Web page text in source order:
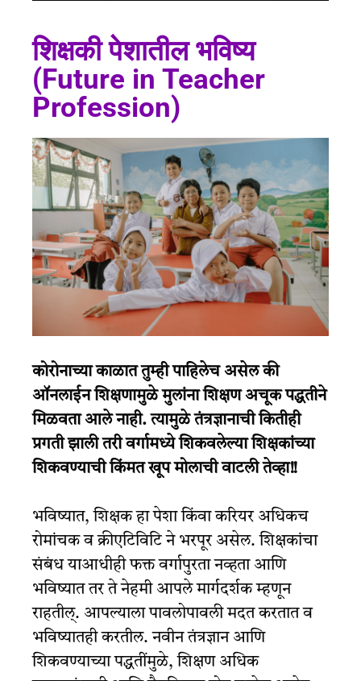
शिक्षकी पेशातील भविष्य
(Future in Teacher
Profession)
कोरोनाच्या काळात तुम्ही पाहिलेच असेल की
ऑनलाईन शिक्षणामुळे मुलांना शिक्षण अचूक पद्धतीने
मिळवता आले नाही. त्यामुळे तंत्रज्ञानाची कितीही
प्रगती झाली तरी वर्गामध्ये शिकवलेल्या शिक्षकांच्या
शिकवण्याची किंमत खूप मोलाची वाटली तेव्हा!!
भविष्यात, शिक्षक हा पेशा किंवा करियर अधिकच
रोमांचक व क्रीएटिविटि ने भरपूर असेल. शिक्षकांचा
संबंध याआधीही फक्त वर्गापुरता नव्हता आणि
भविष्यात तर ते नेहमी आपले मार्गदर्शक म्हणून
राहतील्. आपल्याला पावलोपावली मदत करतात व
भविष्यातही करतील. नवीन तंत्रज्ञान आणि
शिकवण्याच्या पद्धतींमुळे, शिक्षण अधिक